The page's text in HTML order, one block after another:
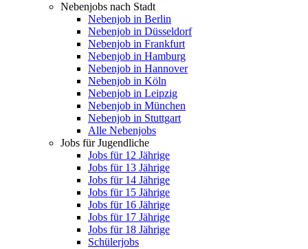
Nebenjobs nach Stadt
Nebenjob in Berlin
Nebenjob in Düsseldorf
Nebenjob in Frankfurt
Nebenjob in Hamburg
Nebenjob in Hannover
Nebenjob in Köln
Nebenjob in Leipzig
Nebenjob in München
Nebenjob in Stuttgart
Alle Nebenjobs
Jobs für Jugendliche
Jobs für 12 Jährige
Jobs für 13 Jährige
Jobs für 14 Jährige
Jobs für 15 Jährige
Jobs für 16 Jährige
Jobs für 17 Jährige
Jobs für 18 Jährige
Schülerjobs